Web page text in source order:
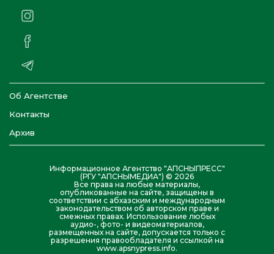
Об Агентстве
Контакты
Архив
Информационное Агентство "АПСНЫПРЕСС"
(РГУ "АПСНЫМЕДИА") © 2026
Все права на любые материалы,
опубликованные на сайте, защищены в
соответствии с абхазским и международным
законодательством об авторском праве и
смежных правах. Использование любых
аудио-, фото- и видеоматериалов,
размещенных на сайте, допускается только с
разрешения правообладателя и ссылкой на
www.apsnypress.info.